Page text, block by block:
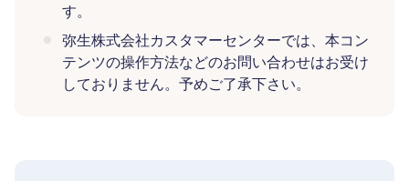
す。
弥生株式会社カスタマーセンターでは、本コン
テンツの操作方法などのお問い合わせはお受け
しておりません。予めご了承下さい。